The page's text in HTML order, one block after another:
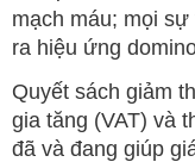
mạch máu; mọi
ra hiệu ứng
Quyết sách giảm
gia tăng (VAT) và
đã và đang giúp